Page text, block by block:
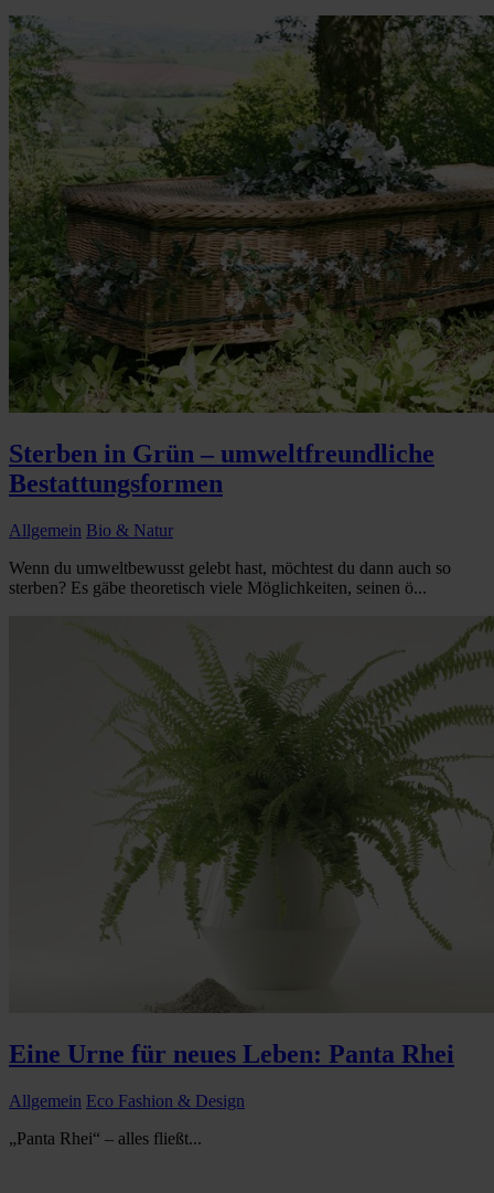
Sterben in Grün – umweltfreundliche
Bestattungsformen
Allgemein Bio & Natur
Wenn du umweltbewusst gelebt hast, möchtest du dann auch so
sterben? Es gäbe theoretisch viele Möglichkeiten, seinen ö...
Eine Urne für neues Leben: Panta Rhei
Allgemein Eco Fashion & Design
„Panta Rhei“ – alles fließt...